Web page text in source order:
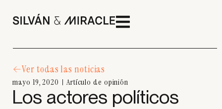
Ver todas las noticias
mayo 19, 2020 Artículo de opinión
Los actores políticos